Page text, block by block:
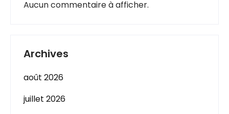
Aucun commentaire à afficher.
Archives
août 2026
juillet 2026